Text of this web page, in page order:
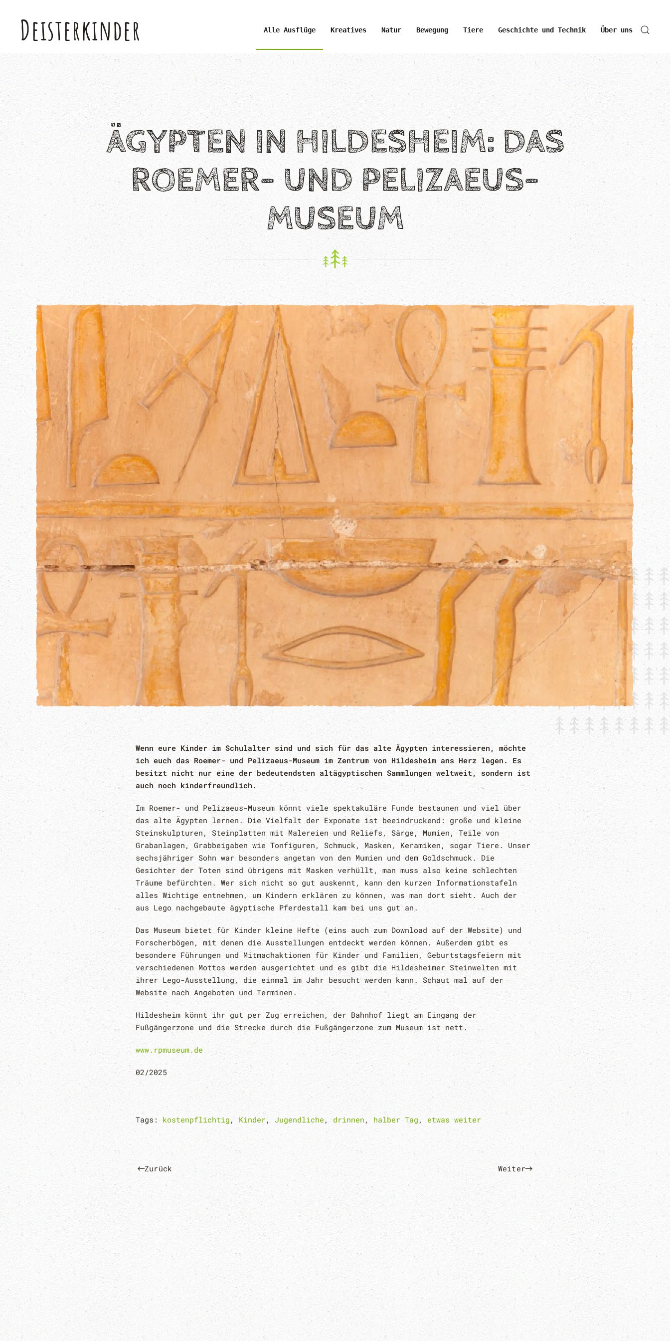
Skip to main content
Deisterkinder Alle Ausflüge Kreatives Natur Bewegung Tiere Geschichte und Technik Über uns
ÄGYPTEN IN HILDESHEIM: DAS
ROEMER- UND PELIZAEUS-
MUSEUM
Wenn eure Kinder im Schulalter sind und sich für das alte Ägypten interessieren, möchte
ich euch das Roemer- und Pelizaeus-Museum im Zentrum von Hildesheim ans Herz legen. Es
besitzt nicht nur eine der bedeutendsten altägyptischen Sammlungen weltweit, sondern ist
auch noch kinderfreundlich.
Im Roemer- und Pelizaeus-Museum könnt viele spektakuläre Funde bestaunen und viel über
das alte Ägypten lernen. Die Vielfalt der Exponate ist beeindruckend: große und kleine
Steinskulpturen, Steinplatten mit Malereien und Reliefs, Särge, Mumien, Teile von
Grabanlagen, Grabbeigaben wie Tonfiguren, Schmuck, Masken, Keramiken, sogar Tiere. Unser
sechsjähriger Sohn war besonders angetan von den Mumien und dem Goldschmuck. Die
Gesichter der Toten sind übrigens mit Masken verhüllt, man muss also keine schlechten
Träume befürchten. Wer sich nicht so gut auskennt, kann den kurzen Informationstafeln
alles Wichtige entnehmen, um Kindern erklären zu können, was man dort sieht. Auch der
aus Lego nachgebaute ägyptische Pferdestall kam bei uns gut an.
Das Museum bietet für Kinder kleine Hefte (eins auch zum Download auf der Website) und
Forscherbögen, mit denen die Ausstellungen entdeckt werden können. Außerdem gibt es
besondere Führungen und Mitmachaktionen für Kinder und Familien, Geburtstagsfeiern mit
verschiedenen Mottos werden ausgerichtet und es gibt die Hildesheimer Steinwelten mit
ihrer Lego-Ausstellung, die einmal im Jahr besucht werden kann. Schaut mal auf der
Website nach Angeboten und Terminen.
Hildesheim könnt ihr gut per Zug erreichen, der Bahnhof liegt am Eingang der
Fußgängerzone und die Strecke durch die Fußgängerzone zum Museum ist nett.
www.rpmuseum.de
02/2025
Tags: kostenpflichtig , Kinder, Jugendliche , drinnen , halber Tag , etwas weiter
Zurück Weiter